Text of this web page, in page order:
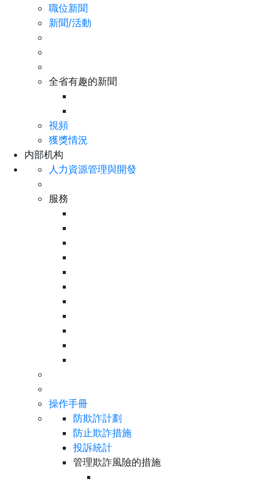
職位新聞
新聞/活動
全省有趣的新聞
視頻
獲獎情況
内部机构
人力資源管理與開發
服務
操作手冊
防欺詐計劃
防止欺詐措施
投訴統計
管理欺詐風險的措施